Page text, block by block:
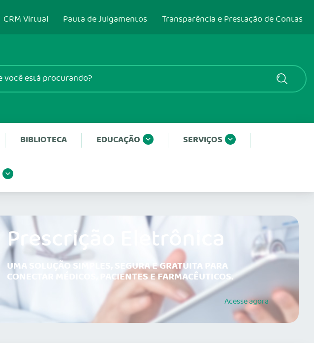
CRM Virtual Pauta de Julgamentos Transparência e Prestação de Contas
BIBLIOTECA EDUCAÇÃO SERVIÇOS
Prescrição Eletrônica
UMA SOLUÇÃO SIMPLES, SEGURA E GRATUITA PARA
CONECTAR MÉDICOS, PACIENTES E FARMACÊUTICOS.
Acesseagora